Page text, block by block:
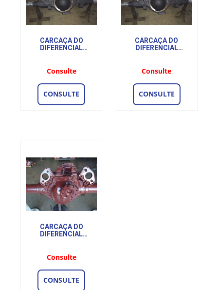
CARCAÇA DO
DIFERENCIAL
Consulte
CONSULTE
CARCAÇA DO
DIFERENCIAL
Consulte
CONSULTE
CARCAÇA DO
DIFERENCIAL
Consulte
CONSULTE